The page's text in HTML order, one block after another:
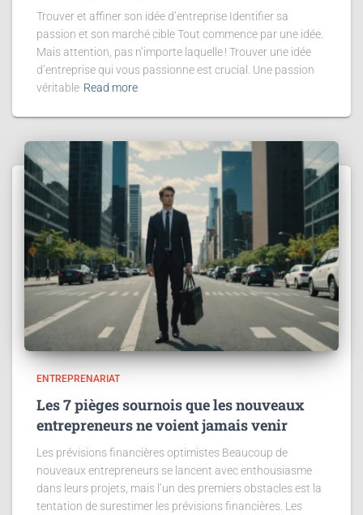
Trouver et affiner son idée d’entreprise Identifier sa
passion et son marché cible Tout commence par une idée.
Mais attention, pas n’importe laquelle ! Trouver une idée
d’entreprise qui vous passionne est crucial. Une passion
véritable Read more
ENTREPRENARIAT
Les 7 pièges sournois que les nouveaux
entrepreneurs ne voient jamais venir
Les prévisions financières optimistes Beaucoup de
nouveaux entrepreneurs se lancent avec enthousiasme
dans leurs projets, mais l’un des premiers obstacles est la
tentation de surestimer les prévisions financières. Les